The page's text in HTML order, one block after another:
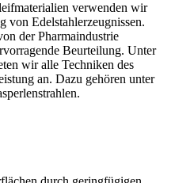
verwenden wir
von Edelstahlerzeugnissen.
der Pharmaindustrie
Beurteilung. Unter
wir alle Techniken des
an. Dazu gehören unter